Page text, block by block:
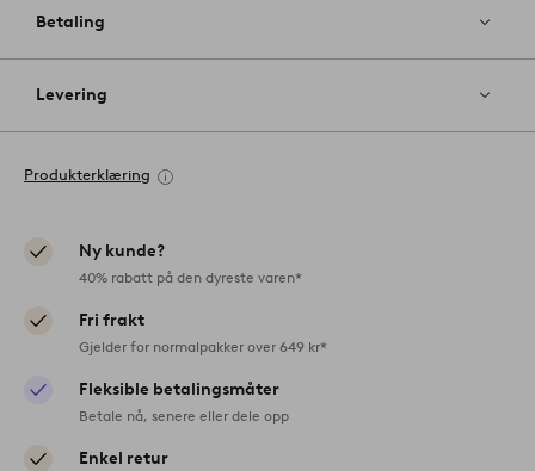
Betaling
Levering
Produkterklæring
Ny kunde?
40% rabatt på den dyreste varen*
Fri frakt
Gjelder for normalpakker over 649 kr*
Fleksible betalingsmåter
Betale nå, senere eller dele opp
Enkel retur